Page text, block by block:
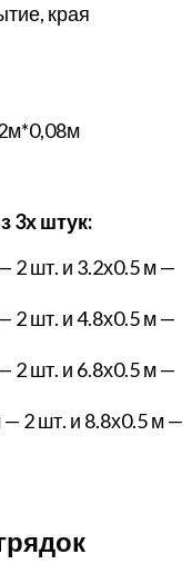
края
3х штук:
2 шт. и 3.2х0.5 м —
2 шт. и 4.8х0.5 м —
2 шт. и 6.8х0.5 м —
2 шт. и 8.8х0.5 м —